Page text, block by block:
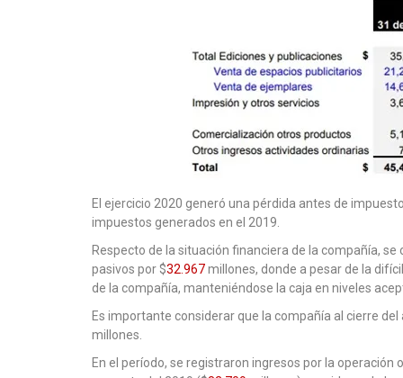
El ejercicio 2020 generó una pérdida antes de
impuestos generados en el 2019.
Respecto de la situación financiera de la compañía,
pasivos por $32.967millones, donde a pesar de la
de la compañía, manteniéndose la caja en niveles
Es importante considerar que la compañía al cierre
millones.
En el período, se registraron ingresos por la operación